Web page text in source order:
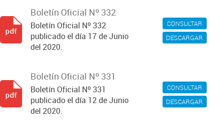
CONSULTAR
DESCARGAR
Boletín Oficial Nº 332
Boletín Oficial Nº 332
publicado el día 17 de Junio
del 2020.
pdf
CONSULTAR
DESCARGAR
Boletín Oficial Nº 331
Boletín Oficial Nº 331
publicado el día 12 de Junio
del 2020.
pdf